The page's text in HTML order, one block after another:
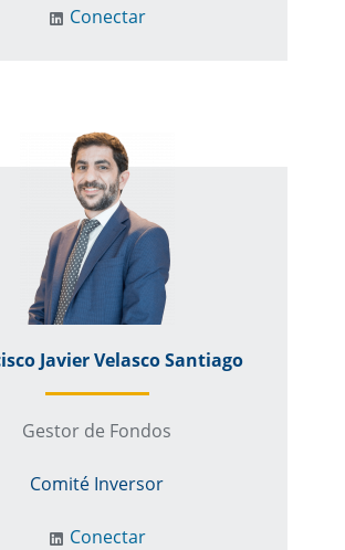
Conectar
Javier Velasco Santiago
Gestor de Fondos
Comité Inversor
Conectar